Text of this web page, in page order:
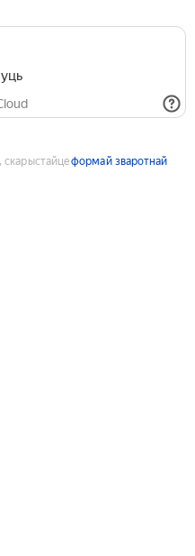
скарыстайцеформай зваротнай